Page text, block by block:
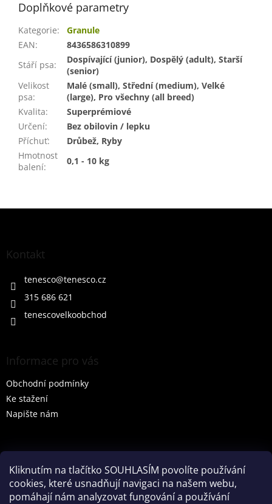
Kliknutím na tlačítko SOUHLASÍM povolíte používání
cookies, které usnadňují navigaci na našem webu,
pomáhají nám analyzovat fungování a používání
Doplňkové parametry
Kategorie:
Granule
EAN:
8436586310899
Stáří psa:
Dospívající (junior), Dospělý (adult), Starší
(senior)
Velikost
psa:
Malé (small), Střední (medium), Velké
(large), Pro všechny (all breed)
Kvalita:
Superprémiové
Určení:
Bez obilovin / lepku
Příchuť:
Drůbež, Ryby
Hmotnost
balení:
0,1 - 10 kg
Z
Kontakt
tenesco@tenesco.cz
315 686 621
tenescovelkoobchod
Informace pro vás
Obchodní podmínky
Ke stažení
Napište nám
HLEDAT